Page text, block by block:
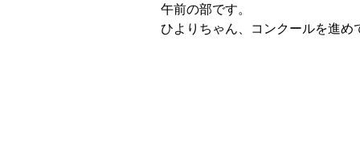
午前の部です。
ひよりちゃん、コンクールを進め